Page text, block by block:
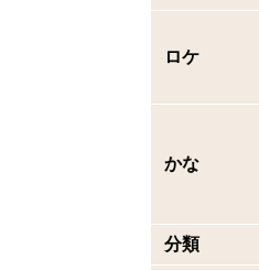
ロケ
かな
分類